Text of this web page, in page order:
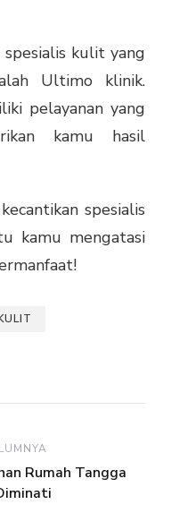
kulit yang
Ultimo klinik.
pelayanan yang
kamu hasil
spesialis
kamu mengatasi
Rumah Tangga